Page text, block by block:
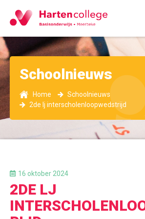
Schoolnieuws
Home
Schoolnieuws
2de lj interscholenloopwedstrijd
16 oktober 2024
2DE LJ